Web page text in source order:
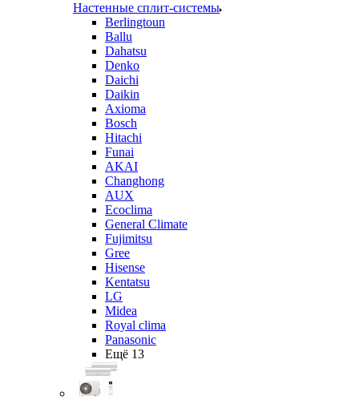
Настенные сплит-системы
Berlingtoun
Ballu
Dahatsu
Denko
Daichi
Daikin
Axioma
Bosch
Hitachi
Funai
AKAI
Changhong
AUX
Ecoclima
General Climate
Fujimitsu
Gree
Hisense
Kentatsu
LG
Midea
Royal clima
Panasonic
Ещё 13